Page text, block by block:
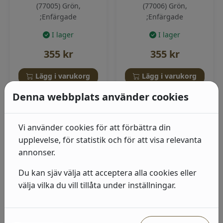
(77005) Grön,
;Enfärgade
I lager
355 kr
Lägg i varukorg
(77006) Grön,
;Enfärgade
I lager
355 kr
Lägg i varukorg
(77022) Beige,
(77012) Vit, Enfärgade;
Denna webbplats använder cookies
Vi använder cookies för att förbättra din
upplevelse, för statistik och för att visa relevanta
annonser.
Du kan sjäv välja att acceptera alla cookies eller
välja vilka du vill tillåta under inställningar.